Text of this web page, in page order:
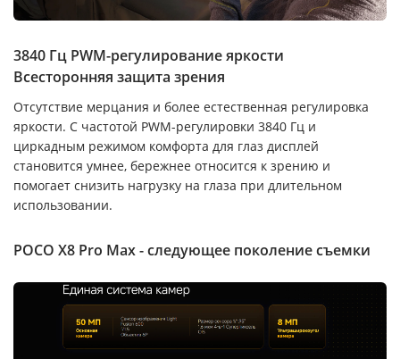
3840 Гц PWM-регулирование яркости
Всесторонняя защита зрения
Отсутствие мерцания и более естественная регулировка
яркости. С частотой PWM-регулировки 3840 Гц и
циркадным режимом комфорта для глаз дисплей
становится умнее, бережнее относится к зрению и
помогает снизить нагрузку на глаза при длительном
использовании.
POCO X8 Pro Max - следующее поколение съемки